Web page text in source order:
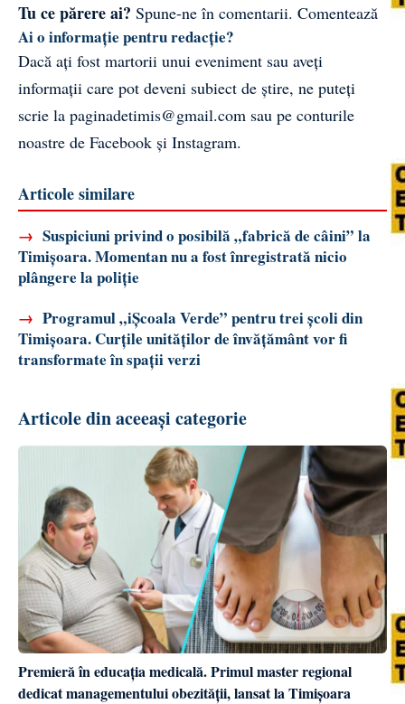
Tu ce părere ai? Spune-ne în comentarii. Comentează
Ai o informație pentru redacție?
Dacă ați fost martorii unui eveniment sau aveți
informații care pot deveni subiect de știre, ne puteți
scrie la paginadetimis@gmail.com sau pe conturile
noastre de Facebook și Instagram.
Articole similare
→ Suspiciuni privind o posibilă „fabrică de câini” la
Timișoara. Momentan nu a fost înregistrată nicio
plângere la poliție
→ Programul „iȘcoala Verde” pentru trei școli din
Timișoara. Curțile unităților de învățământ vor fi
transformate în spații verzi
Articole din aceeași categorie
Premieră în educația medicală. Primul master regional
dedicat managementului obezității, lansat la Timișoara